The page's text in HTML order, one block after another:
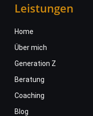
Leistungen
Home
Über mich
Generation Z
Beratung
Coaching
Blog